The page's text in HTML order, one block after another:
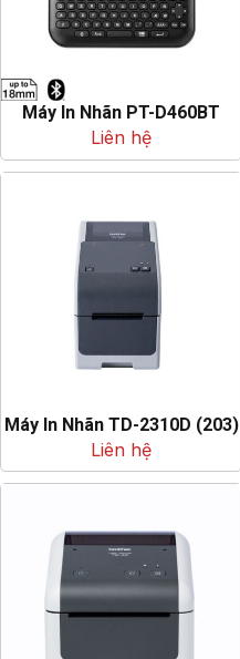
Máy In Nhãn PT-D460BT
Liên hệ
Máy In Nhãn TD-2310D (203)
Liên hệ